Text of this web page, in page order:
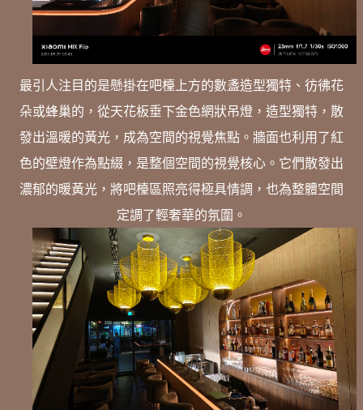
最引人注目的是懸掛在吧檯上方的數盞造型獨特、彷彿花
朵或蜂巢的，從天花板垂下金色網狀吊燈，造型獨特，散
發出溫暖的黃光，成為空間的視覺焦點。牆面也利用了紅
色的壁燈作為點綴，是整個空間的視覺核心。它們散發出
濃郁的暖黃光，將吧檯區照亮得極具情調，也為整體空間
定調了輕奢華的氛圍。